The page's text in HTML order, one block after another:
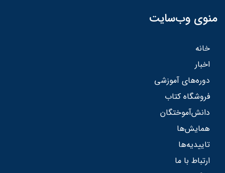
منوی وب‌سایت
خانه
اخبار
دوره‌های آموزشی
فروشگاه کتاب
دانش‌آموختگان
همایش‌ها
تاییدیه‌ها
ارتباط با ما